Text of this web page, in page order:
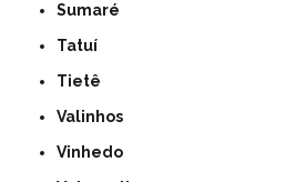
Sumaré
Tatuí
Tietê
Valinhos
Vinhedo